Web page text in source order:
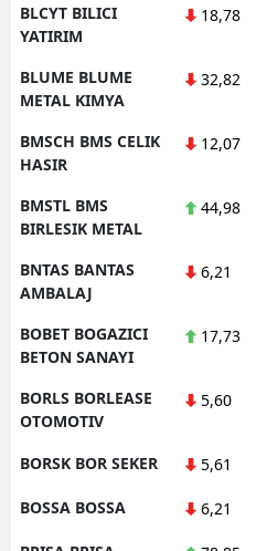
BLCYT BILICI
YATIRIM
18,78
BLUME BLUME
METAL KIMYA
32,82
BMSCH BMS CELIK
HASIR
12,07
BMSTL BMS
BIRLESIK METAL
44,98
BNTAS BANTAS
AMBALAJ
6,21
BOBET BOGAZICI
BETON SANAYI
17,73
BORLS BORLEASE
OTOMOTIV
5,60
BORSK BOR SEKER 5,61
BOSSA BOSSA 6,21